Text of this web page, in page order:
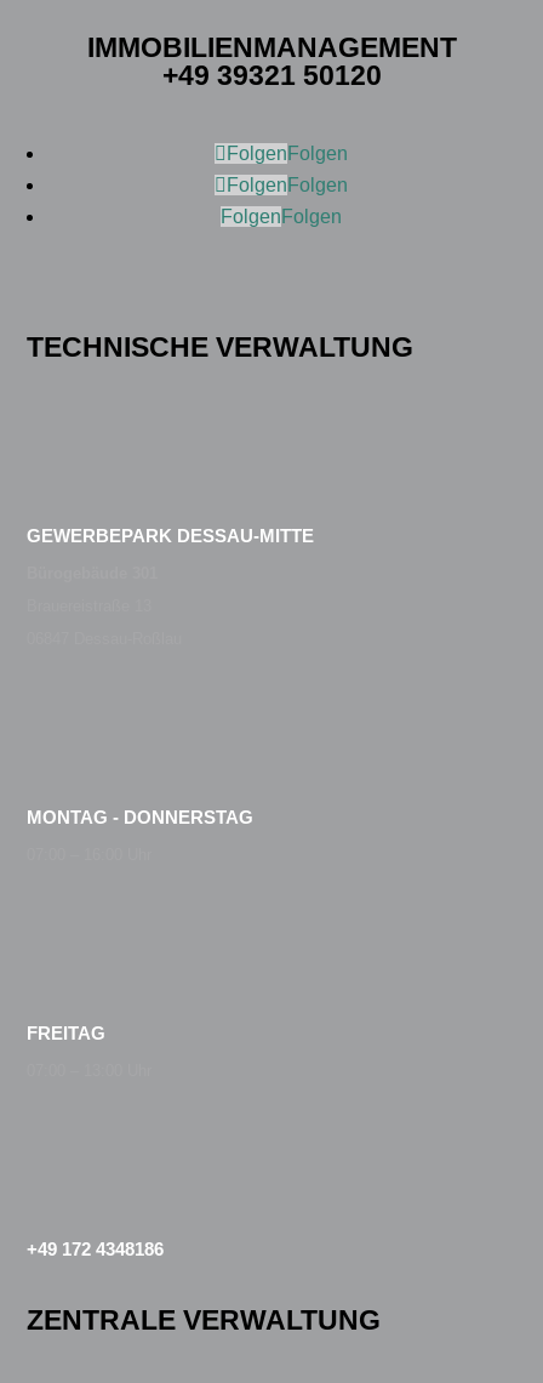
IMMOBILIENMANAGEMENT
+49 39321 50120
Folgen Folgen
Folgen Folgen
Folgen Folgen
TECHNISCHE VERWALTUNG
GEWERBEPARK DESSAU-MITTE
MONTAG - DONNERSTAG
FREITAG
+49 172 4348186
ZENTRALE VERWALTUNG